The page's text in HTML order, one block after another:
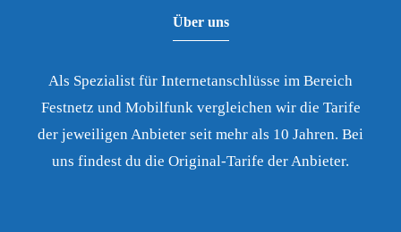
Über uns
Als Spezialist für Internetanschlüsse im Bereich
Festnetz und Mobilfunk vergleichen wir die Tarife
der jeweiligen Anbieter seit mehr als 10 Jahren. Bei
uns findest du die Original-Tarife der Anbieter.